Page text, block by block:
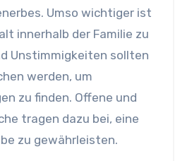
Umso wichtiger ist
innerhalb der Familie zu
Unstimmigkeiten sollten
werden, um
zu finden. Offene und
tragen dazu bei, eine
zu gewährleisten.